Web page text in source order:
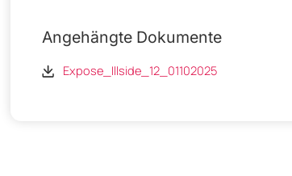
Angehängte Dokumente
Expose_Illside_12_01102025